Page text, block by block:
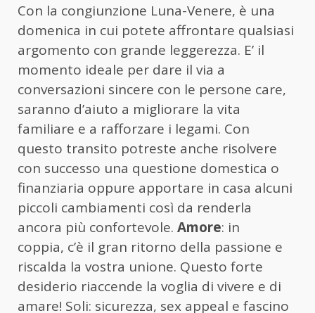
Con la congiunzione Luna-Venere, è una
domenica in cui potete affrontare qualsiasi
argomento con grande leggerezza. E’ il
momento ideale per dare il via a
conversazioni sincere con le persone care,
saranno d’aiuto a migliorare la vita
familiare e a rafforzare i legami. Con
questo transito potreste anche risolvere
con successo una questione domestica o
finanziaria oppure apportare in casa alcuni
piccoli cambiamenti così da renderla
ancora più confortevole. Amore: in
coppia, c’è il gran ritorno della passione e
riscalda la vostra unione. Questo forte
desiderio riaccende la voglia di vivere e di
amare! Soli: sicurezza, sex appeal e fascino